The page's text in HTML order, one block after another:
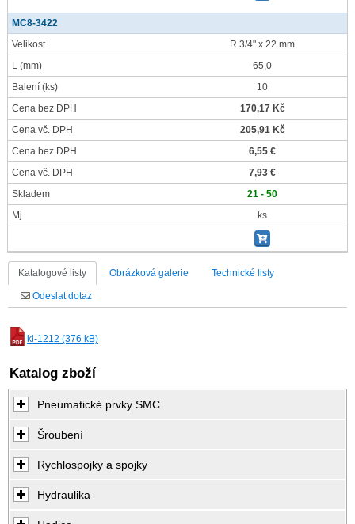
MC8-3422
Velikost
R 3/4" x 22 mm
L (mm)
65,0
Balení (ks)
10
Cena bez DPH
170,17 Kč
Cena vč. DPH
205,91 Kč
Cena bez DPH
6,55 €
Cena vč. DPH
7,93 €
Skladem
21 - 50
Mj
ks
Katalogové listy Obrázková galerie Technické listy
Odeslat dotaz
kl-1212 (376 kB)
Katalog zboží
Pneumatické prvky SMC
Šroubení
Rychlospojky a spojky
Hydraulika